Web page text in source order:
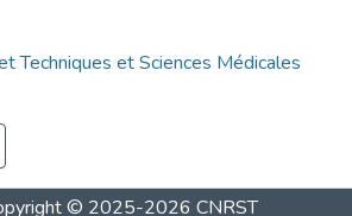
Techniques et Sciences Médicales
© 2025-2026 CNRST